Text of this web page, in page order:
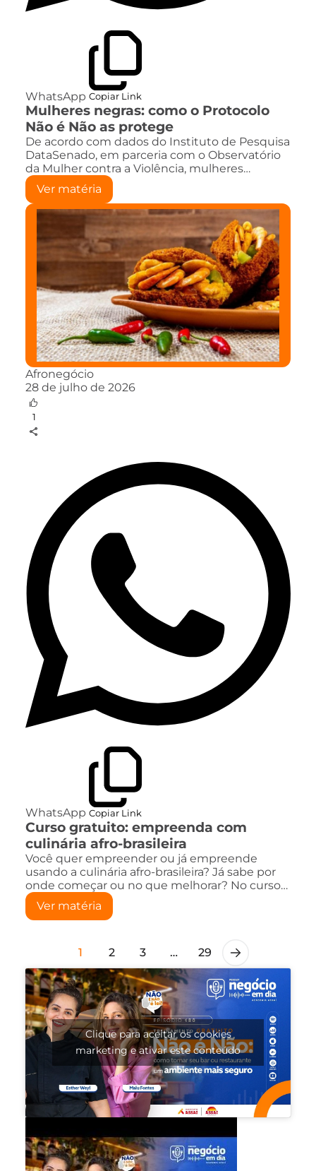
WhatsApp Copiar Link
Mulheres negras: como o Protocolo
Não é Não as protege
De acordo com dados do Instituto de Pesquisa
DataSenado, em parceria com o Observatório
da Mulher contra a Violência, mulheres…
Ver matéria
Afronegócio
28 de julho de 2026
1
WhatsApp Copiar Link
Curso gratuito: empreenda com
culinária afro-brasileira
Você quer empreender ou já empreende
usando a culinária afro-brasileira? Já sabe por
onde começar ou no que melhorar? No curso…
Ver matéria
1 2 3 … 29
Clique para aceitar os cookies
marketing e ativar este conteúdo